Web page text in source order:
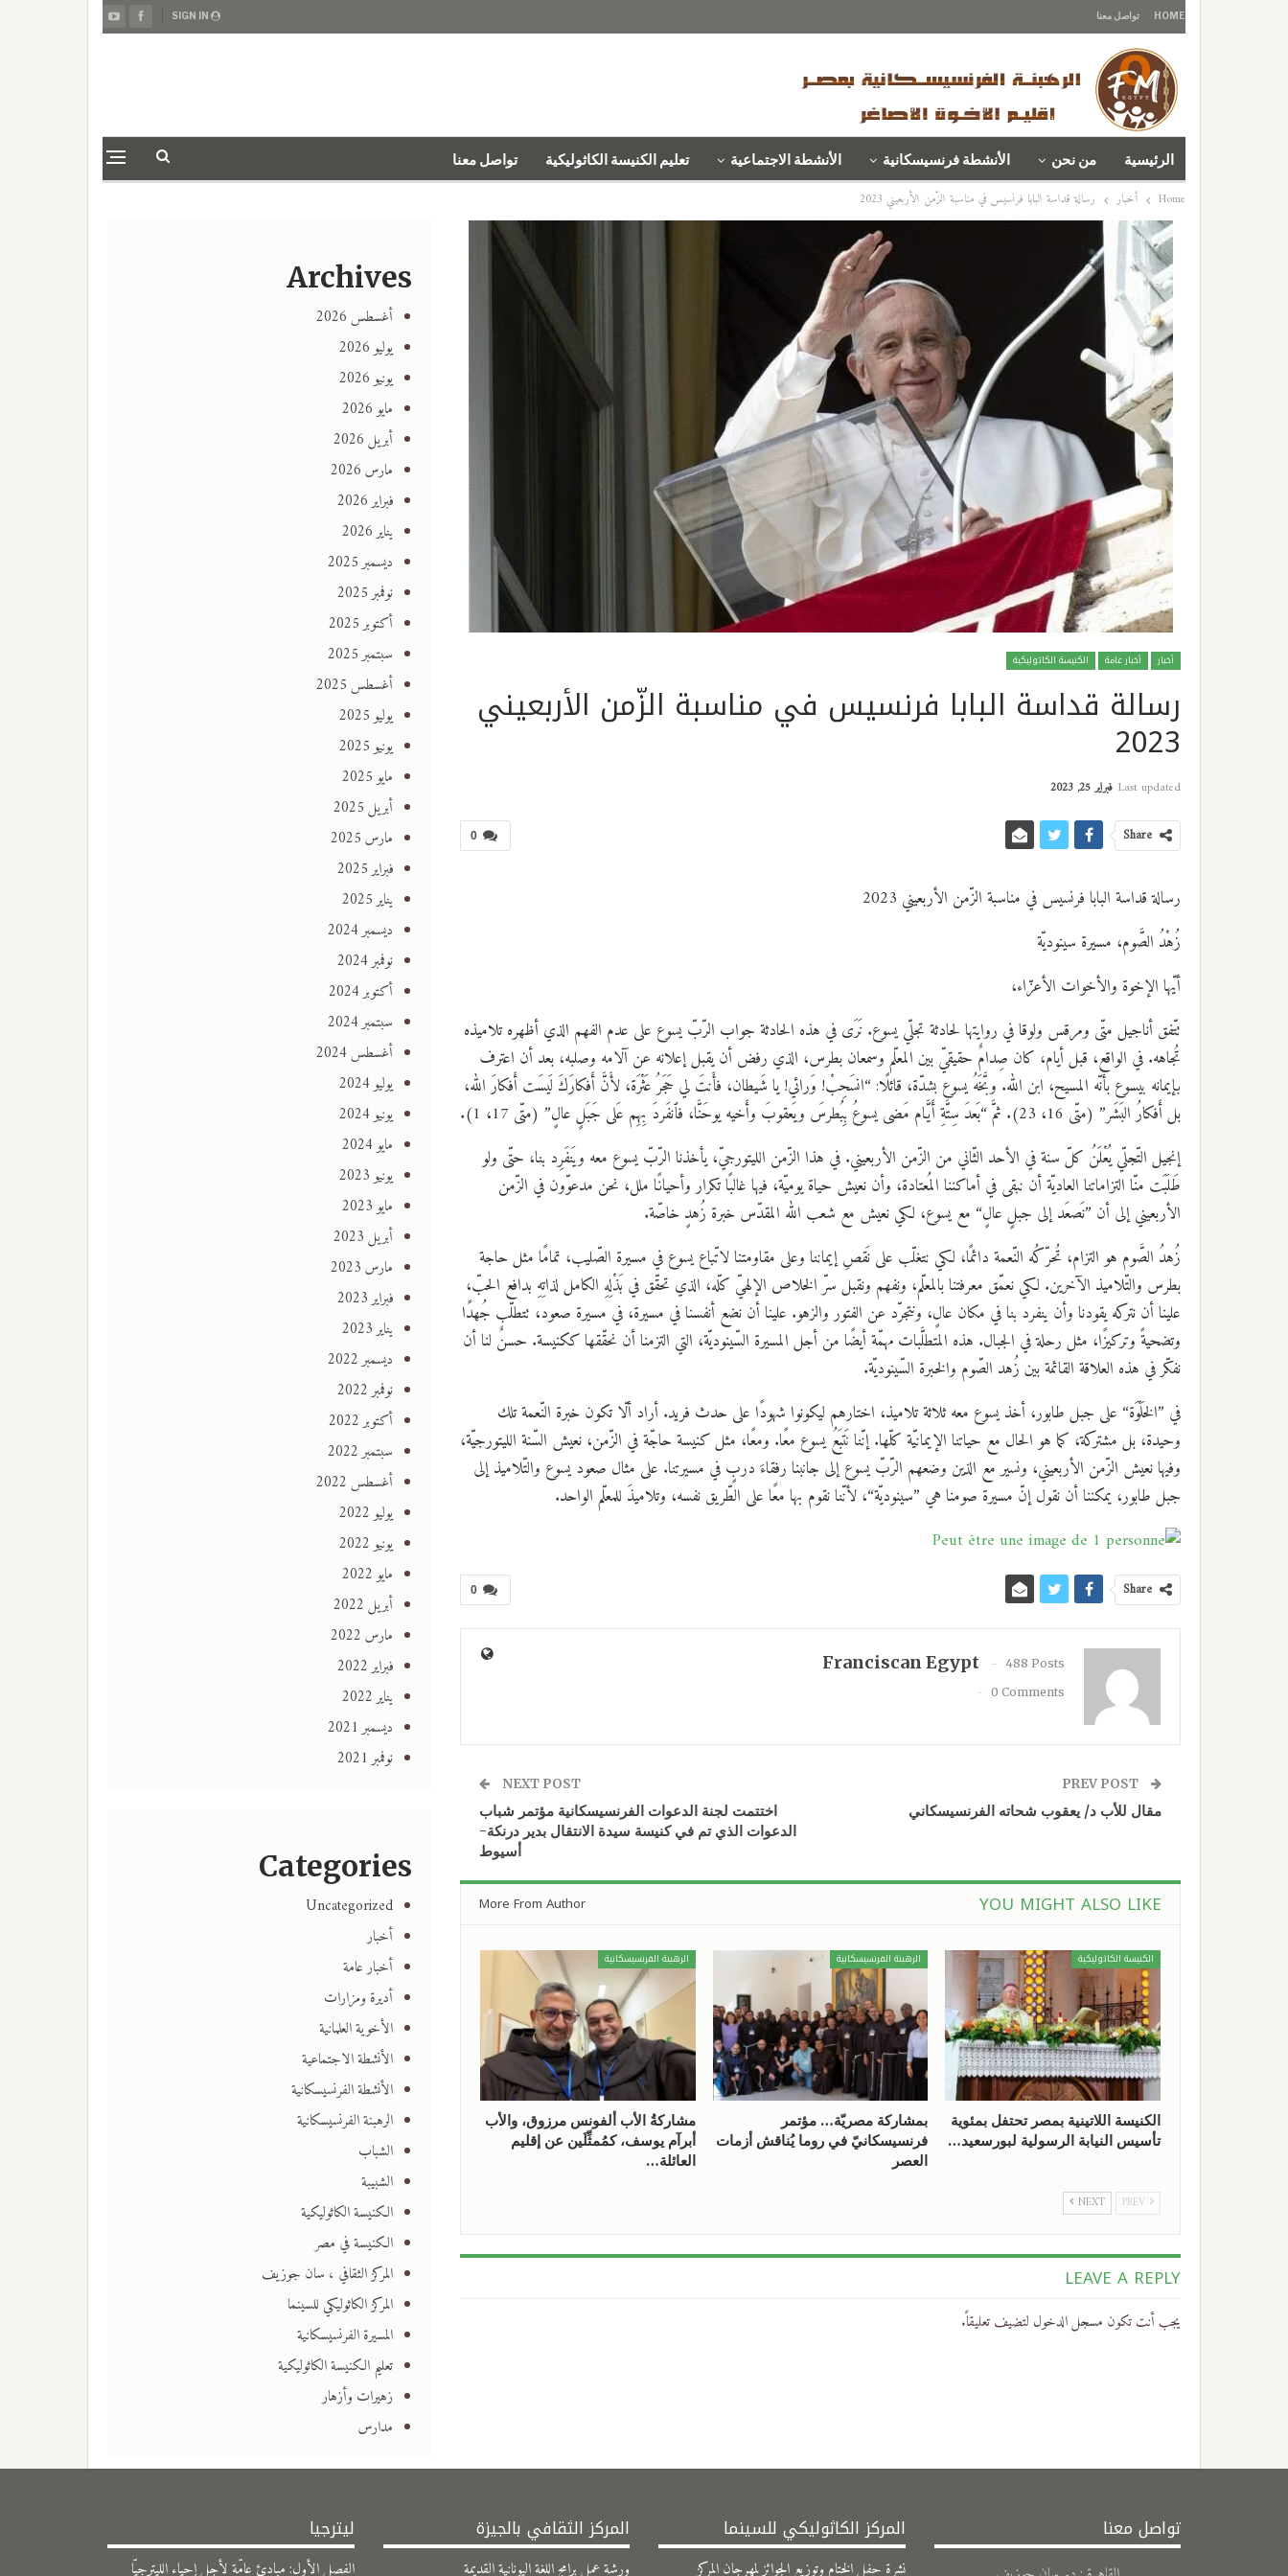
HOME تواصل معنا
الرئيسية من نحن الأنشطة فرنسيسكانية الأنشطة الاجتماعية تعليم الكنيسة الكاثوليكية تواصل معنا
Home أخبار رسالة قداسة البابا فرنسيس في مناسبة الزّمن الأربعيني 2023
أخبار أخبار عامة الكنيسة الكاثوليكية
رسالة قداسة البابا فرنسيس في مناسبة الزّمن الأربعيني
2023
Last updated فبراير 25, 2023
0 Share
رسالة قداسة البابا فرنسيس في مناسبة الزّمن الأربعيني 2023
زُهْدُ الصَّوم، مسيرة سينوديّة
أيّها الإخوة والأخوات الأعزّاء،
تتّفق أناجيل متّى ومرقس ولوقا في روايتها لحادثة تجلّي يسوع. نَرَى في هذه الحادثة جواب الرّبّ يسوع على عدم الفهم الذي أظهره تلاميذه
تُجاهه. في الواقع، قبل أيام، كان صِدامٌ حقيقيّ بين المعلّم وسمعان بطرس، الذي رفض أن يقبل إعلانه عن آلامه وصلبه، بعد أن اعترف
بإيمانه بيسوع بأنّه المسيح، ابن الله. وبَّخَهُ يسوع بشدّة، قائلًا: “انسَحِبْ! وَرائي! يا شَيطان، فأَنتَ لي حَجَرُ عَثْرَة، لأَنَّ أَفكارَكَ لَيسَت أَفكارَ الله،
بل أَفكارُ البَشَر” (متّى 16، 23). ثمَّ “بَعدَ سِتَّةِ أَيَّام مَضى يسوعُ بِبُطرسَ ويَعقوبَ وأَخيه يوحَنَّا، فٱنفَردَ بِهِم عَلى جَبَلٍ عالٍ” (متّى 17، 1).
إنجيل التّجلّي يُعْلَنُ كلّ سنة في الأحد الثّاني من الزّمن الأربعيني. في هذا الزّمن الليتورجيّ، يأخذنا الرّبّ يسوع معه ويَنفَرِد بنا، حتّى ولو
طَلَبَت منّا التزاماتنا العاديّة أن نبقى في أماكننا المُعتادة، وأن نعيش حياة يوميّة، فيها غالبًا تكرار وأحيانًا ملل، نحن مدعوّون في الزّمن
الأربعيني إلى أن ”نَصعَد إلى جبلٍ عالٍ“ مع يسوع، لكي نعيش مع شعب الله المقدّس خبرة زُهدٍ خاصّة.
زُهدُ الصَّوم هو التزام، تُحرّكُه النّعمة دائمًا، لكي نتغلّب على نَقصِ إيماننا وعلى مقاومتنا لاتّباع يسوع في مسيرة الصّليب، تمامًا مثل حاجة
بطرس والتّلاميذ الآخرين. لكي نعمّق معرفتنا بالمعلّم، ونفهم ونقبل سرّ الخلاص الإلهيّ كلّه، الذي تحقّق في بَذْلِهِ الكامل لذاتِهِ بدافع الحبّ،
علينا أن نتركه يقودنا وأن ينفرد بنا في مكان عالٍ، ونتجرّد عن الفتور والزهو. علينا أن نضع أنفسنا في مسيرة، في مسيرة صعود، تتطلّب جُهدًا
وتضحيةً وتركيزًا، مثل رحلة في الجبال. هذه المتطلَّبات مهمّة أيضًا من أجل المسيرة السّينوديّة، التي التزمنا أن نحقّقها ككنيسة. حسنٌ لنا أن
نفكّر في هذه العلاقة القائمة بين زُهد الصّوم والخبرة السّينوديّة.
في ”الخَلْوَة“ على جبل طابور، أخذ يسوع معه ثلاثة تلاميذ، اختارهم ليكونوا شهودًا على حدث فريد. أراد ألّا تكون خبرة النّعمة تلك
وحيدة، بل مشتركة، كما هو الحال مع حياتنا الإيمانيّة كلّها. إنّنا نَتبَعُ يسوع معًا. ومعًا، مثل كنيسة حاجّة في الزّمن، نعيش السّنة الليتورجيّة،
وفيها نعيش الزّمن الأربعيني، ونسير مع الذين وضعهم الرّبّ يسوع إلى جانبنا رفقاءَ دربٍ في مسيرتنا. على مثال صعود يسوع والتّلاميذ إلى
جبل طابور، يمكننا أن نقول إنّ مسيرة صومنا هي ”سينوديّة“، لأنّنا نقوم بها معًا على الطّريق نفسه، وتلاميذَ للمعلّم الواحد.
0 Share
Franciscan Egypt
488 Posts
0 Comments
مقال للأب د/ يعقوب شحاته الفرنسيسكاني
NEXT POST
اختتمت لجنة الدعوات الفرنسيسكانية مؤتمر شباب
الدعوات الذي تم في كنيسة سيدة الانتقال بدير درنكة-
أسيوط
YOU MIGHT ALSO LIKE
More From Author
الكنيسة الكاثوليكية
الكنيسة اللاتينية بمصر تحتفل بمئوية
تأسيس النيابة الرسولية لبورسعيد…
الرهبنة الفرنسيسكانية
بمشاركة مصريّة… مؤتمر
فرنسيسكانيّ في روما يُناقش أزمات
العصر
الرهبنة الفرنسيسكانية
مشاركةُ الأب ألفونس مرزوق، والأب
أبرآم يوسف، كمُمثِّلَين عن إقليم
العائلة…
NEXT
LEAVE A REPLY
يجب أنت تكون مسجل الدخول لتضيف تعليقاً.
Archives
أغسطس 2026
يوليو 2026
يونيو 2026
مايو 2026
أبريل 2026
مارس 2026
فبراير 2026
يناير 2026
ديسمبر 2025
نوفمبر 2025
أكتوبر 2025
سبتمبر 2025
أغسطس 2025
يوليو 2025
يونيو 2025
مايو 2025
أبريل 2025
مارس 2025
فبراير 2025
يناير 2025
ديسمبر 2024
نوفمبر 2024
أكتوبر 2024
سبتمبر 2024
أغسطس 2024
يوليو 2024
يونيو 2024
مايو 2024
يونيو 2023
مايو 2023
أبريل 2023
مارس 2023
فبراير 2023
يناير 2023
ديسمبر 2022
نوفمبر 2022
أكتوبر 2022
سبتمبر 2022
أغسطس 2022
يوليو 2022
يونيو 2022
مايو 2022
أبريل 2022
مارس 2022
فبراير 2022
يناير 2022
ديسمبر 2021
نوفمبر 2021
Categories
Uncategorized
أخبار
أخبار عامة
أديرة ومزارات
الأخوية العلمانية
الأنشطة الاجتماعية
الأنشطة الفرنسيسكانية
الرهبنة الفرنسيسكانية
الشباب
الشبيبة
الكنيسة الكاثوليكية
الكنيسة في مصر
المركز الثقافي ، سان جوزيف
المركز الكاثوليكي للسينما
المسيرة الفرنسيسكانية
تعليم الكنيسة الكاثوليكية
زهيرات وأزهار
مدارس
تواصل معنا المركز الكاثوليكي للسينما
نشرة حفل الختام وتوزيع الجوائز لمهرجان المركز
المركز الثقافي بالجيزة
ورشة عمل برامج اللغة اليونانية القديمة
ليترجيا
الفصل الأول: مبادئ عامّة لأجل إحياء الليترجيّا